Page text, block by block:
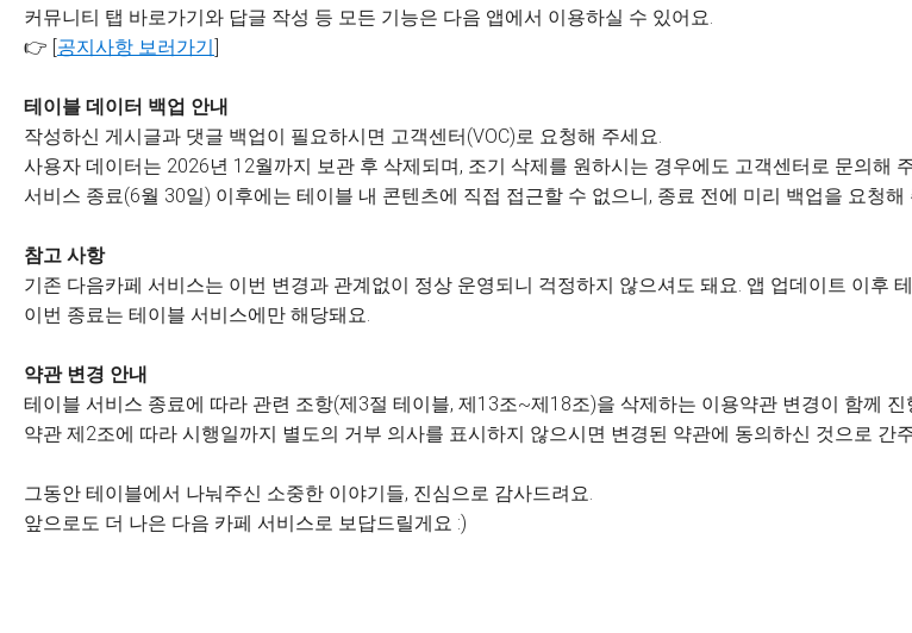
커뮤니티 탭 바로가기와 답글 작성 등 모든 기능은 다음 앱에서 이용하실 수 있어요.
👉 [공지사항 보러가기]
테이블 데이터 백업 안내
작성하신 게시글과 댓글 백업이 필요하시면 고객센터(VOC)로 요청해 주세요.
사용자 데이터는 2026년 12월까지 보관 후 삭제되며, 조기 삭제를 원하시는 경우에도 고객센터로 문의해
서비스 종료(6월 30일) 이후에는 테이블 내 콘텐츠에 직접 접근할 수 없으니, 종료 전에 미리 백업을 요청해
참고 사항
기존 다음카페 서비스는 이번 변경과 관계없이 정상 운영되니 걱정하지 않으셔도 돼요. 앱 업데이트 이후
이번 종료는 테이블 서비스에만 해당돼요.
약관 변경 안내
테이블 서비스 종료에 따라 관련 조항(제3절 테이블, 제13조~제18조)을 삭제하는 이용약관 변경이 함께
약관 제2조에 따라 시행일까지 별도의 거부 의사를 표시하지 않으시면 변경된 약관에 동의하신 것으로 간
그동안 테이블에서 나눠주신 소중한 이야기들, 진심으로 감사드려요.
앞으로도 더 나은 다음 카페 서비스로 보답드릴게요 :)